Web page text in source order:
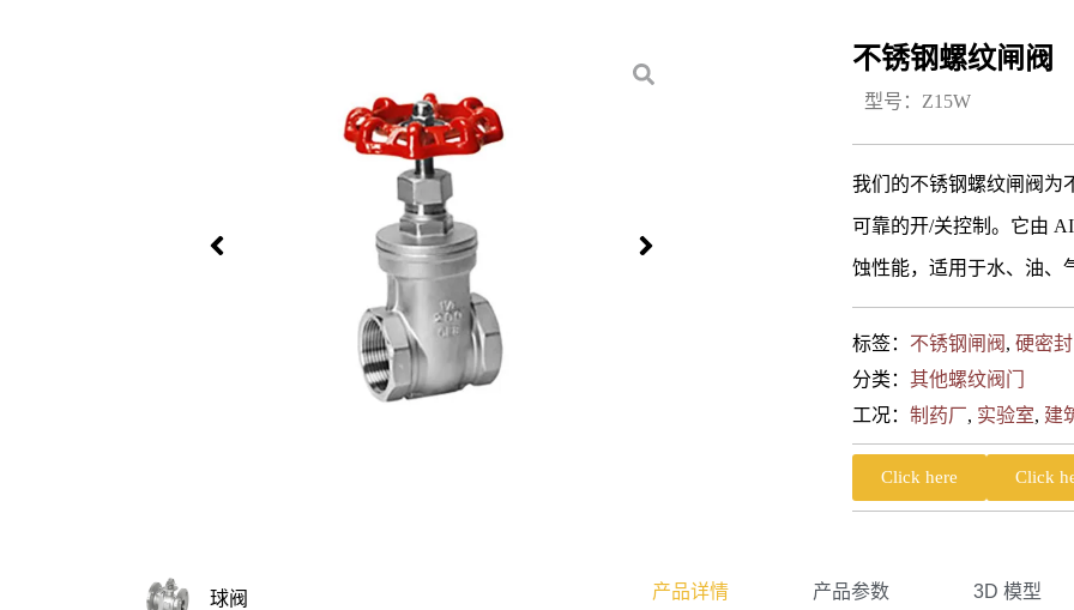
不锈钢螺纹闸阀
型号：Z15W
我们的不锈钢螺纹闸阀为
可靠的开/关控制。它由
蚀性能，适用于水、油、
标签： 不锈钢闸阀 , 硬密
分类：其他螺纹阀门
工况：制药厂, 实验室, 建
Click here Click
球阀 产品详情 产品参数 3D 模型